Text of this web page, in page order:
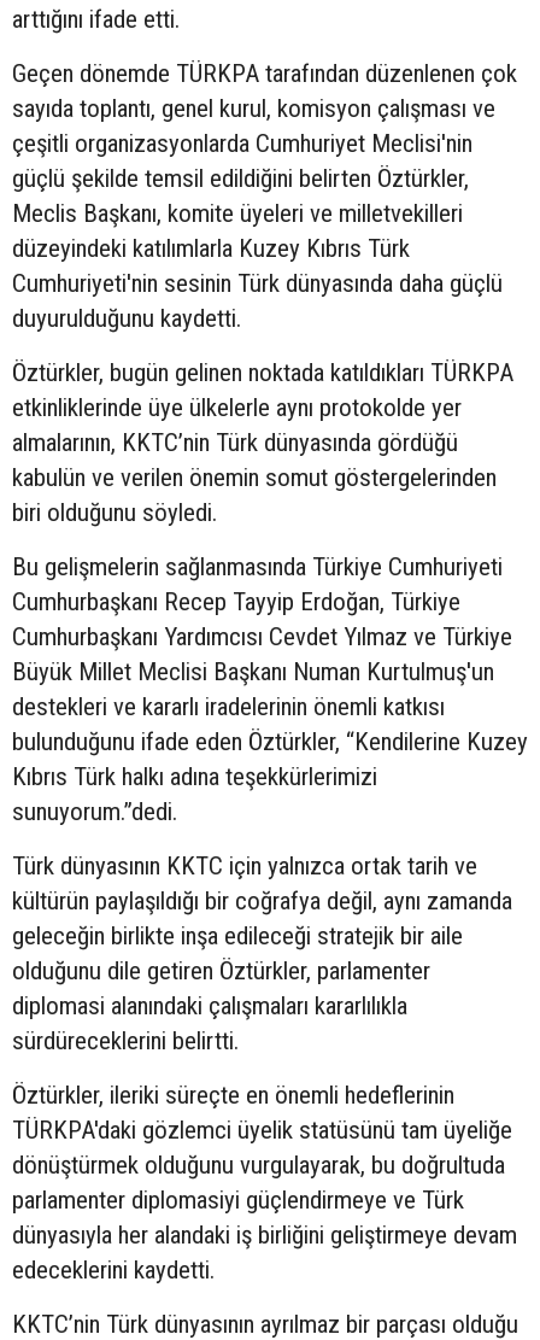
arttığını ifade etti.
Geçen dönemde TÜRKPA tarafından düzenlenen çok
sayıda toplantı, genel kurul, komisyon çalışması ve
çeşitli organizasyonlarda Cumhuriyet Meclisi'nin
güçlü şekilde temsil edildiğini belirten Öztürkler,
Meclis Başkanı, komite üyeleri ve milletvekilleri
düzeyindeki katılımlarla Kuzey Kıbrıs Türk
Cumhuriyeti'nin sesinin Türk dünyasında daha güçlü
duyurulduğunu kaydetti.
Öztürkler, bugün gelinen noktada katıldıkları TÜRKPA
etkinliklerinde üye ülkelerle aynı protokolde yer
almalarının, KKTC’nin Türk dünyasında gördüğü
kabulün ve verilen önemin somut göstergelerinden
biri olduğunu söyledi.
Bu gelişmelerin sağlanmasında Türkiye Cumhuriyeti
Cumhurbaşkanı Recep Tayyip Erdoğan, Türkiye
Cumhurbaşkanı Yardımcısı Cevdet Yılmaz ve Türkiye
Büyük Millet Meclisi Başkanı Numan Kurtulmuş'un
destekleri ve kararlı iradelerinin önemli katkısı
bulunduğunu ifade eden Öztürkler, “Kendilerine Kuzey
Kıbrıs Türk halkı adına teşekkürlerimizi
sunuyorum.”dedi.
Türk dünyasının KKTC için yalnızca ortak tarih ve
kültürün paylaşıldığı bir coğrafya değil, aynı zamanda
geleceğin birlikte inşa edileceği stratejik bir aile
olduğunu dile getiren Öztürkler, parlamenter
diplomasi alanındaki çalışmaları kararlılıkla
sürdüreceklerini belirtti.
Öztürkler, ileriki süreçte en önemli hedeflerinin
TÜRKPA'daki gözlemci üyelik statüsünü tam üyeliğe
dönüştürmek olduğunu vurgulayarak, bu doğrultuda
parlamenter diplomasiyi güçlendirmeye ve Türk
dünyasıyla her alandaki iş birliğini geliştirmeye devam
edeceklerini kaydetti.
KKTC’nin Türk dünyasının ayrılmaz bir parçası olduğu